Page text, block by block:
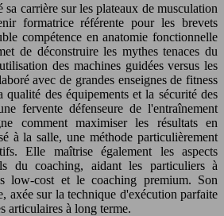
sa carrière sur les plateaux de musculation
formatrice référente pour les brevets
compétence en anatomie fonctionnelle
de déconstruire les mythes tenaces du
des machines guidées versus les
avec de grandes enseignes de fitness
des équipements et la sécurité des
fervente défenseure de l'entraînement
comment maximiser les résultats en
à la salle, une méthode particulièrement
Elle maîtrise également les aspects
du coaching, aidant les particuliers à
low-cost et le coaching premium. Son
axée sur la technique d'exécution parfaite
articulaires à long terme.